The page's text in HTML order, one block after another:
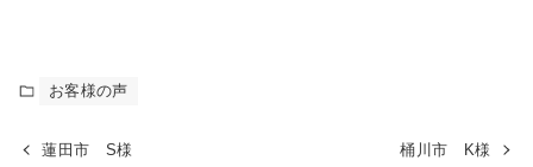
お客様の声
蓮田市 S様 桶川市 K様